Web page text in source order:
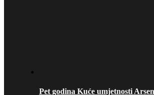
Pet godina Kuće umjetnosti